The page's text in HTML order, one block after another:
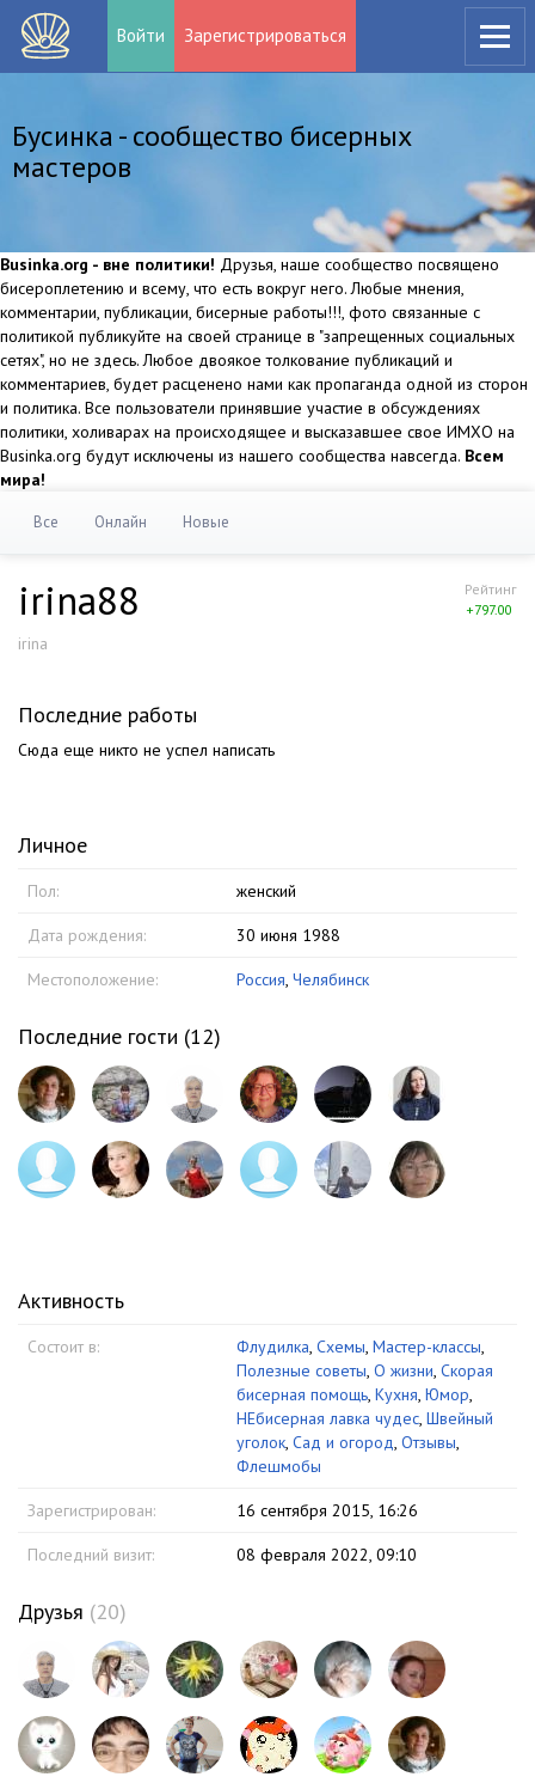
Войти Зарегистрироваться
Бусинка - сообщество бисерных
мастеров
Businka.org - вне политики! Друзья, наше сообщество посвящено
бисероплетению и всему, что есть вокруг него. Любые мнения,
комментарии, публикации, бисерные работы!!!, фото связанные с
политикой публикуйте на своей странице в "запрещенных социальных
сетях", но не здесь. Любое двоякое толкование публикаций и
комментариев, будет расценено нами как пропаганда одной из сторон
и политика. Все пользователи принявшие участие в обсуждениях
политики, холиварах на происходящее и высказавшее свое ИМХО на
Businka.org будут исключены из нашего сообщества навсегда. Всем
мира!
Все Онлайн Новые
Рейтинг
+797.00
irina88
irina
Последние работы
Сюда еще никто не успел написать
Личное
Пол: женский
Дата рождения: 30 июня 1988
Местоположение: Россия, Челябинск
Последние гости (12)
Активность
Состоит в: Флудилка, Схемы, Мастер-классы,
Полезные советы, О жизни, Скорая
бисерная помощь, Кухня, Юмор,
НЕбисерная лавка чудес, Швейный
уголок, Сад и огород, Отзывы,
Флешмобы
Зарегистрирован: 16 сентября 2015, 16:26
Последний визит: 08 февраля 2022, 09:10
Друзья (20)